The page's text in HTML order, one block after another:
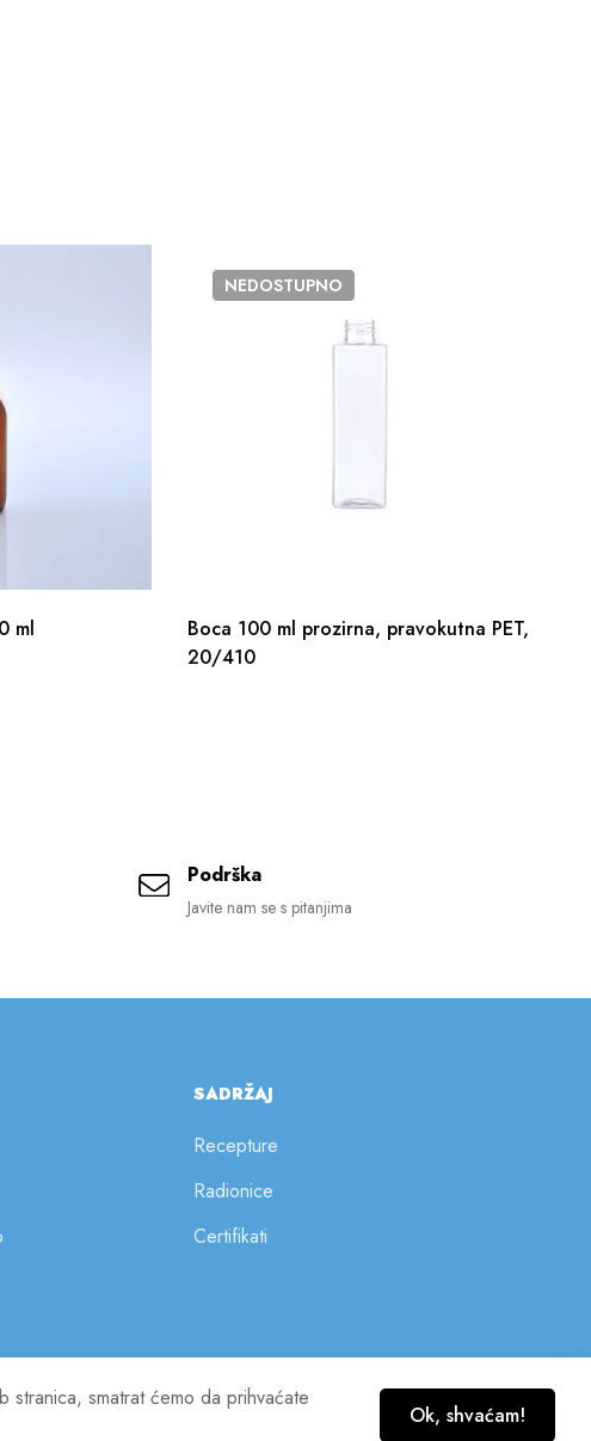
ml
NEDOSTUPNO
Boca 100 ml prozirna, pravokutna PET,
20/410
Podrška
Javite nam se s pitanjima
SADRŽAJ
Recepture
Radionice
Certifikati
stranica, smatrat ćemo da prihvaćate
Ok, shvaćam!